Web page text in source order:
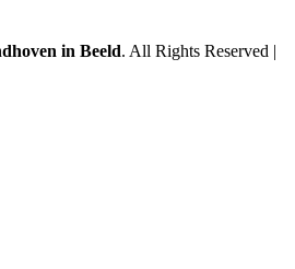
in Beeld. All Rights Reserved |